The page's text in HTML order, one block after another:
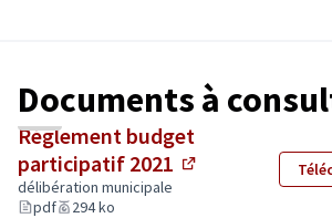
Documents à
Règlement budget
participatif 2021
(Lien externe)
délibération municipale
pdf
294 ko